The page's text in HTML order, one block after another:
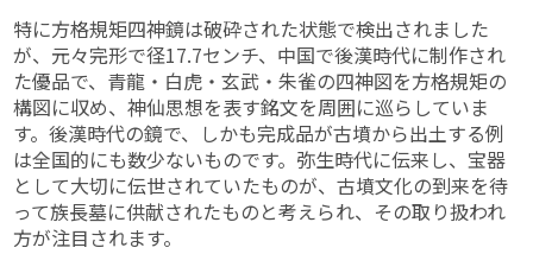
特に方格規矩四神鏡は破砕された状態で検出されました
が、元々完形で径17.7センチ、中国で後漢時代に制作され
た優品で、青龍・白虎・玄武・朱雀の四神図を方格規矩の
構図に収め、神仙思想を表す銘文を周囲に巡らしていま
す。後漢時代の鏡で、しかも完成品が古墳から出土する例
は全国的にも数少ないものです。弥生時代に伝来し、宝器
として大切に伝世されていたものが、古墳文化の到来を待
って族長墓に供献されたものと考えられ、その取り扱われ
方が注目されます。